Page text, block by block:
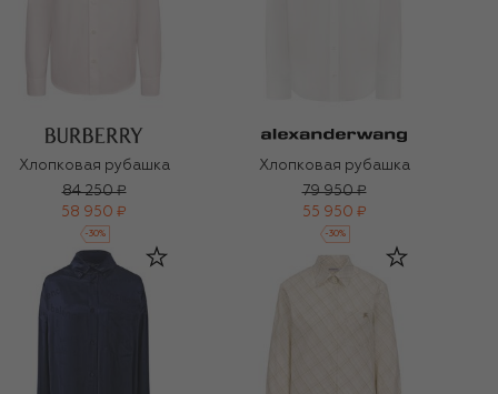
Хлопковая рубашка
84 250 ₽
58 950 ₽
-30%
Хлопковая рубашка
79 950 ₽
55 950 ₽
-30%